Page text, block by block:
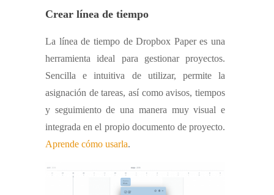
Crear línea de tiempo
La línea de tiempo de Dropbox Paper es una
herramienta ideal para gestionar proyectos.
Sencilla e intuitiva de utilizar, permite la
asignación de tareas, así como avisos, tiempos
y seguimiento de una manera muy visual e
integrada en el propio documento de proyecto.
Aprende cómo usarla.